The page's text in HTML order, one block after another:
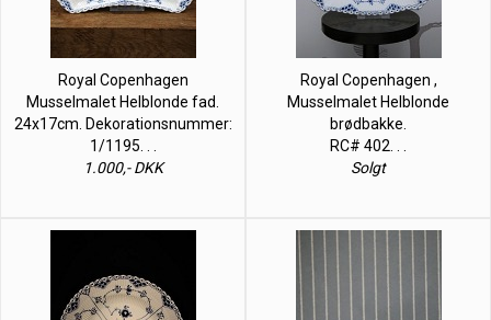
Royal Copenhagen
Musselmalet Helblonde fad.
24x17cm. Dekorationsnummer:
1/1195. . .
1.000,- DKK
Royal Copenhagen ,
Musselmalet Helblonde
brødbakke.
RC# 402. . .
Solgt